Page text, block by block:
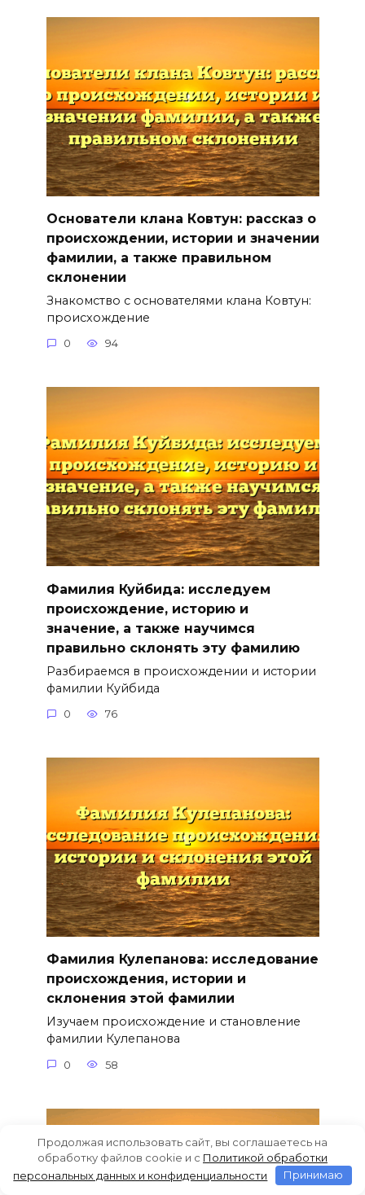
Основатели клана Ковтун: рассказ о
происхождении, истории и значении
фамилии, а также правильном
склонении
Знакомство с основателями клана Ковтун:
происхождение
0 94
Фамилия Куйбида: исследуем
происхождение, историю и
значение, а также научимся
правильно склонять эту фамилию
Разбираемся в происхождении и истории
фамилии Куйбида
0 76
Фамилия Кулепанова: исследование
происхождения, истории и
склонения этой фамилии
Изучаем происхождение и становление
фамилии Кулепанова
0 58
Продолжая использовать сайт, вы соглашаетесь на
обработку файлов cookie и c Политикой обработки
персональных данных и конфиденциальности
Принимаю